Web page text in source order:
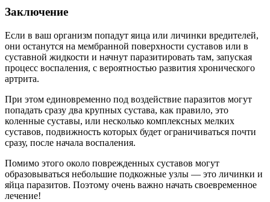
Заключение
Если в ваш организм попадут яица или личинки вредителей,
они останутся на мембранной поверхности суставов или в
суставной жидкости и начнут паразитировать там, запуская
процесс воспаления, с вероятностью развития хронического
артрита.
При этом единовременно под воздействие паразитов могут
попадать сразу два крупных сустава, как правило, это
коленные суставы, или несколько комплексных мелких
суставов, подвижность которых будет ограничиваться почти
сразу, после начала воспаления.
Помимо этого около поврежденных суставов могут
образовываться небольшие подкожные узлы — это личинки и
яйца паразитов. Поэтому очень важно начать своевременное
лечение!